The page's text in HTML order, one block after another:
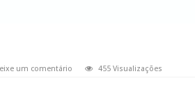
um comentário 455 Visualizações